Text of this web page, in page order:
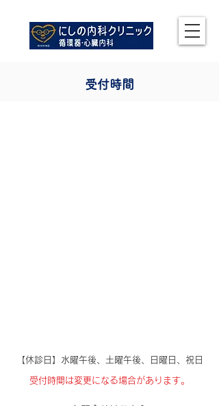
受付時間
【休診日】水曜午後、土曜午後、日曜日、祝日
受付時間は変更になる場合があります。